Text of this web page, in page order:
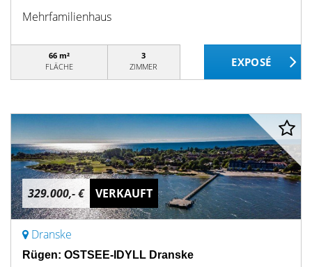
Mehrfamilienhaus
66 m²
FLÄCHE
3
ZIMMER
329.000,- € VERKAUFT
Dranske
Rügen: OSTSEE-IDYLL Dranske